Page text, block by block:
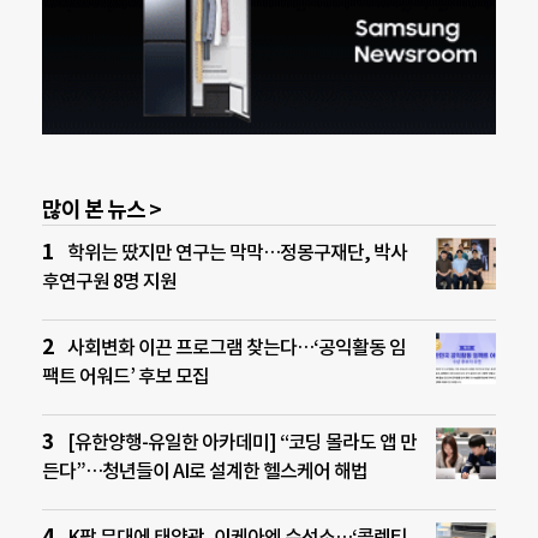
많이 본 뉴스 >
학위는 땄지만 연구는 막막…정몽구재단, 박사
후연구원 8명 지원
사회변화 이끈 프로그램 찾는다…‘공익활동 임
팩트 어워드’ 후보 모집
[유한양행-유일한 아카데미] “코딩 몰라도 앱 만
든다”…청년들이 AI로 설계한 헬스케어 해법